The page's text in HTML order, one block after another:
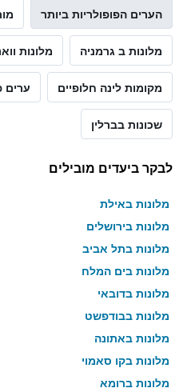
הערים הפופולריות ביותר
מלונות ב גרמניה מלונות
מקומות לינה חלופיים ערים
שכונות בברלין
לבקר ביעדים מובילים
מלונות באילת
מלונות בירושלים
מלונות בתל אביב
מלונות בים המלח
מלונות בדובאי
מלונות בבודפשט
מלונות באתונה
מלונות בקו סאמוי
מלונות ברומא